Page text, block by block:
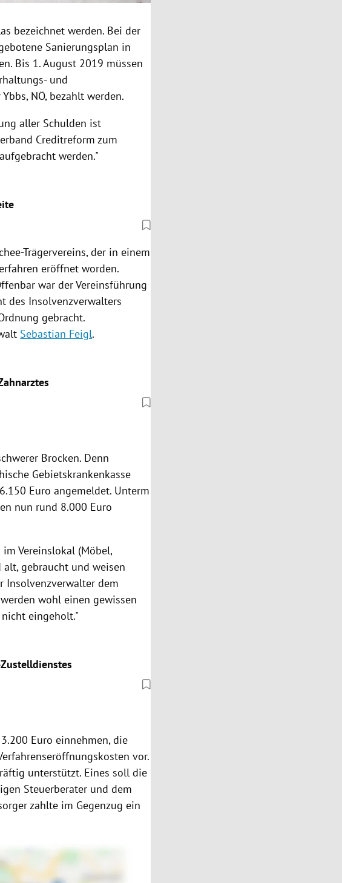
bezeichnet werden. Bei der
Sanierungsplan in
Bis 1. August 2019 müssen
und
Ybbs, NÖ, bezahlt werden.
aller Schulden ist
Creditreform zum
werden."
Trägervereins, der in einem
eröffnet worden.
war der Vereinsführung
des Insolvenzverwalters
gebracht.
Sebastian Feigl.
Brocken. Denn
Gebietskrankenkasse
Euro angemeldet. Unterm
nun rund 8.000 Euro
Vereinslokal (Möbel,
gebraucht und weisen
Insolvenzverwalter dem
wohl einen gewissen
eingeholt."
Euro einnehmen, die
vor.
unterstützt. Eines soll die
Steuerberater und dem
zahlte im Gegenzug ein